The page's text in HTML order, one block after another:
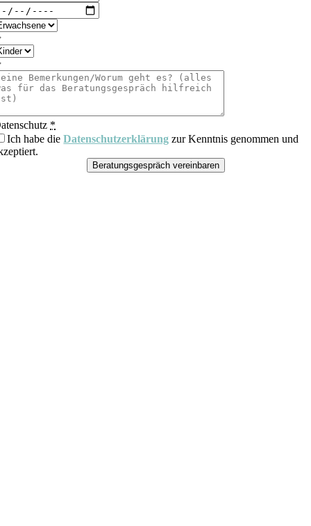
*
Ich habe dieDatenschutzerklärung zur Kenntnis genommen und
Beratungsgespräch vereinbaren